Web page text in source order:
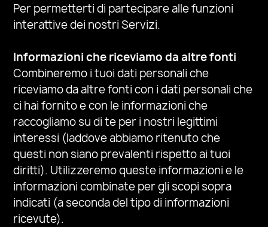
Per permetterti di partecipare alle funzioni
interattive dei nostri Servizi.
Informazioni che riceviamo da altre fonti
Combineremo i tuoi dati personali che
riceviamo da altre fonti con i dati personali che
ci hai fornito e con le informazioni che
raccogliamo su di te per i nostri legittimi
interessi (laddove abbiamo ritenuto che
questi non siano prevalenti rispetto ai tuoi
diritti). Utilizzeremo queste informazioni e le
informazioni combinate per gli scopi sopra
indicati (a seconda del tipo di informazioni
ricevute).